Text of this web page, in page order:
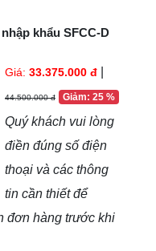
khẩu SFCC-D
Giá: 33.375.000 đ
44.500.000 đ Giảm: 25 %
Quý khách vui lòng
điền đúng số điện
thoại và các thông
tin cần thiết để
đơn hàng trước khi